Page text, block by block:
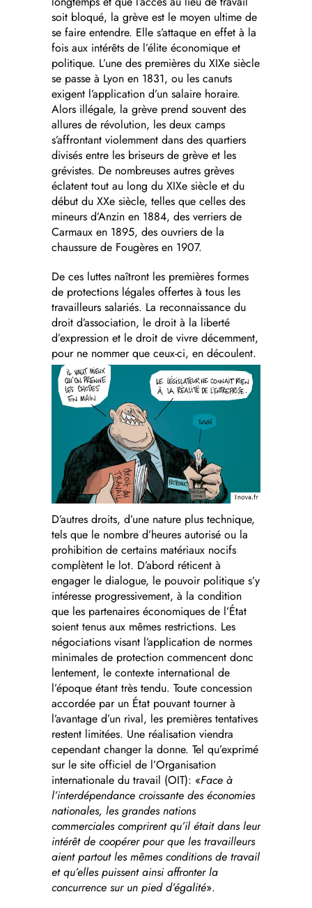
soit bloqué, la grève est le moyen ultime de
se faire entendre. Elle s’attaque en effet à la
fois aux intérêts de l’élite économique et
politique. L’une des premières du XIXe siècle
se passe à Lyon en 1831, ou les canuts
exigent l’application d’un salaire horaire.
Alors illégale, la grève prend souvent des
allures de révolution, les deux camps
s’affrontant violemment dans des quartiers
divisés entre les briseurs de grève et les
grévistes. De nombreuses autres grèves
éclatent tout au long du XIXe siècle et du
début du XXe siècle, telles que celles des
mineurs d’Anzin en 1884, des verriers de
Carmaux en 1895, des ouvriers de la
chaussure de Fougères en 1907.
De ces luttes naîtront les premières formes
de protections légales offertes à tous les
travailleurs salariés. La reconnaissance du
droit d’association, le droit à la liberté
d’expression et le droit de vivre décemment,
pour ne nommer que ceux-ci, en découlent.
D’autres droits, d’une nature plus technique,
tels que le nombre d’heures autorisé ou la
prohibition de certains matériaux nocifs
complètent le lot. D’abord réticent à
engager le dialogue, le pouvoir politique s’y
intéresse progressivement, à la condition
que les partenaires économiques de l’État
soient tenus aux mêmes restrictions. Les
négociations visant l’application de normes
minimales de protection commencent donc
lentement, le contexte international de
l’époque étant très tendu. Toute concession
accordée par un État pouvant tourner à
l’avantage d’un rival, les premières tentatives
restent limitées. Une réalisation viendra
cependant changer la donne. Tel qu’exprimé
sur le site officiel de l’Organisation
internationale du travail (OIT): «Face à
l’interdépendance croissante des économies
nationales, les grandes nations
commerciales comprirent qu’il était dans leur
intérêt de coopérer pour que les travailleurs
aient partout les mêmes conditions de travail
et qu’elles puissent ainsi affronter la
concurrence sur un pied d’égalité».